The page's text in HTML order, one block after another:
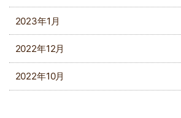
2023年1月
2022年12月
2022年10月